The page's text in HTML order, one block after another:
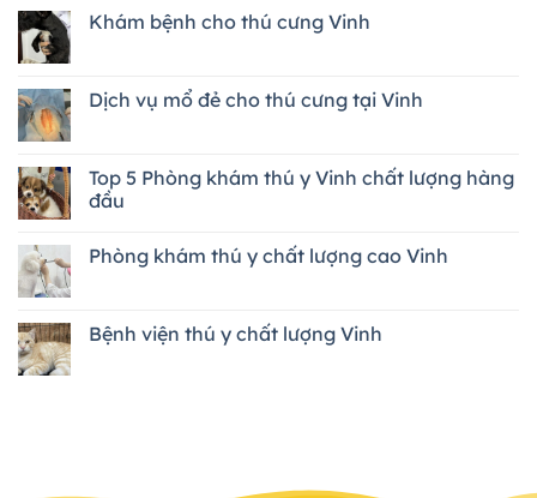
Khám bệnh cho thú cưng Vinh
Dịch vụ mổ đẻ cho thú cưng tại Vinh
Top 5 Phòng khám thú y Vinh chất lượng hàng
đầu
Phòng khám thú y chất lượng cao Vinh
Bệnh viện thú y chất lượng Vinh